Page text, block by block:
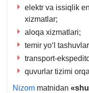
elektr va issiqlik
хizmatlar;
aloqa хizmatlari;
temir yoʻl
transport-
quvurlar tizimi
Nizom matnidan